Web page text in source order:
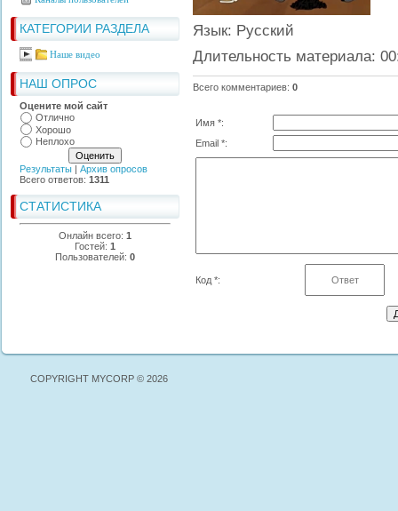
КАТЕГОРИИ РАЗДЕЛА
Наше видео
НАШ ОПРОС
Оцените мой сайт
Отлично
Хорошо
Неплохо
Результаты | Архив опросов
Всего ответов: 1311
СТАТИСТИКА
Онлайн всего: 1
Гостей: 1
Пользователей: 0
Язык: Русский
Длительность материала:
Всего комментариев: 0
Имя *:
Email *:
Код *:
COPYRIGHT MYCORP © 2026